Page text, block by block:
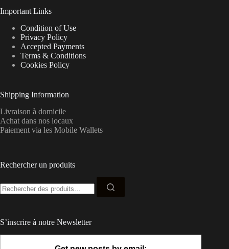
Important Links
Condition of Use
Privacy Policy
Accepted Payments
Terms & Conditions
Cookies Policy
Shipping Information
Livraison à domicile
Achat dans nos locaux
Paiement via les Mobile Wallets
Rechercher un produits
pour :
S’inscrire à notre Newsletter